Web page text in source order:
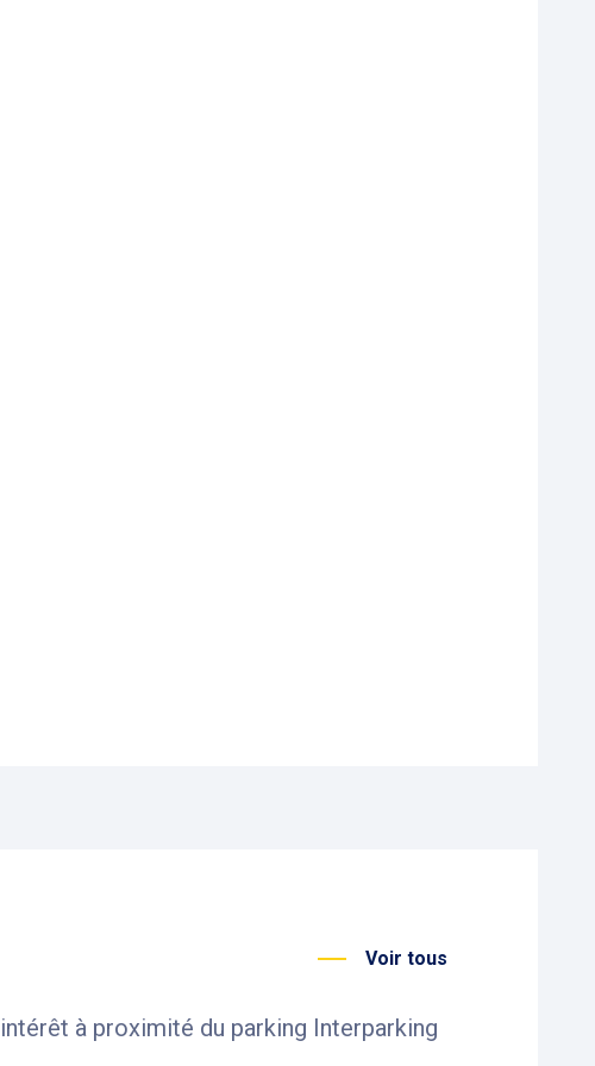
Voir tous
à proximité du parking Interparking